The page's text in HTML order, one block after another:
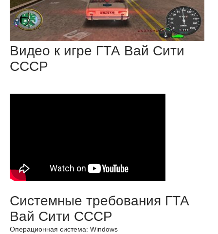
Видео к игре ГТА Вай Сити
СССР
Системные требования ГТА
Вай Сити СССР
Операционная система: Windows